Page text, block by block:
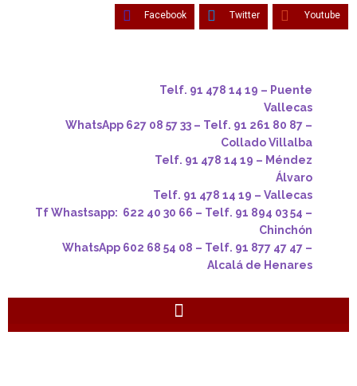
Facebook Twitter Youtube
Telf. 91 478 14 19 – Puente
Vallecas
WhatsApp 627 08 57 33 – Telf. 91 261 80 87 –
Collado Villalba
Telf. 91 478 14 19 – Méndez
Álvaro
Telf. 91 478 14 19 – Vallecas
Tf Whastsapp: 622 40 30 66 – Telf. 91 894 03 54 –
Chinchón
WhatsApp 602 68 54 08 – Telf. 91 877 47 47 –
Alcalá de Henares